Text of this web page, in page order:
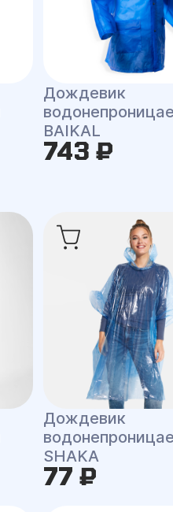
Дождевик
BAIKAL
743 ₽
Дождевик
SHAKA
77 ₽